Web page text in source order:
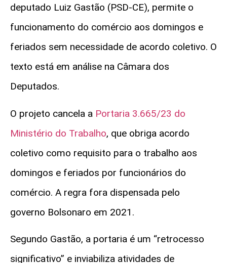
deputado Luiz Gastão (PSD-CE), permite o
funcionamento do comércio aos domingos e
feriados sem necessidade de acordo coletivo. O
texto está em análise na Câmara dos
Deputados.
O projeto cancela a Portaria 3.665/23 do
Ministério do Trabalho, que obriga acordo
coletivo como requisito para o trabalho aos
domingos e feriados por funcionários do
comércio. A regra fora dispensada pelo
governo Bolsonaro em 2021.
Segundo Gastão, a portaria é um “retrocesso
significativo” e inviabiliza atividades de